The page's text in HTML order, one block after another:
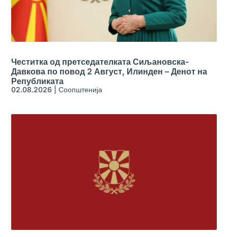
Честитка од претседателката Сиљановска-
Давкова по повод 2 Август, Илинден – Денот на
Републиката
02.08.2026 |Соопштенија